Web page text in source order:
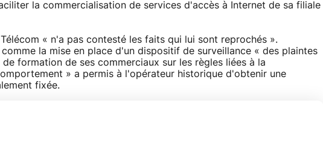
la commercialisation de services d'accès à Internet de sa filiale
« n'a pas contesté les faits qui lui sont reprochés ».
la mise en place d'un dispositif de surveillance « des plaintes
formation de ses commerciaux sur les règles liées à la
» a permis à l'opérateur historique d'obtenir une
fixée.